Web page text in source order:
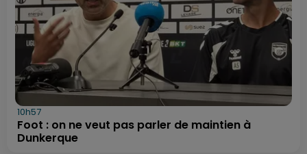
10h57
Foot : on ne veut pas parler de maintien à
Dunkerque